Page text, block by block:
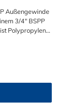
Außengewinde
3/4" BSPP
Polypropylen